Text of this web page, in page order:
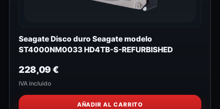
Seagate Disco duro Seagate modelo
ST4000NM0033 HD4TB-S-REFURBISHED
228,09€
IVA incluido
AÑADIR AL CARRITO